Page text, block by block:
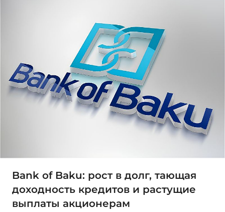
Bank of Baku: рост в долг, тающая
доходность кредитов и растущие
выплаты акционерам